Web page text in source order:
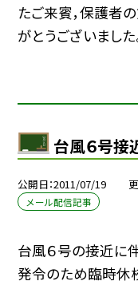
たご来賓，保護者
がとうございました
台風６号接
公開日 2011/07/19
メール配信記事
台風６号の接近に
発令のため臨時休